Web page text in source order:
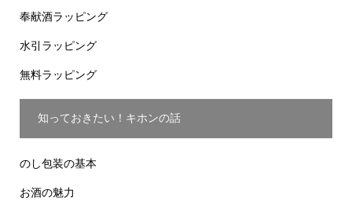
奉献酒ラッピング
水引ラッピング
無料ラッピング
知っておきたい！キホンの話
のし包装の基本
お酒の魅力